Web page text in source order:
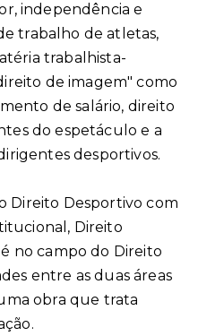
independência e
trabalho de atletas,
trabalhista-
de imagem" como
de salário, direito
do espetáculo e a
desportivos.
Direito Desportivo com
Direito
no campo do Direito
entre as duas áreas
obra que trata